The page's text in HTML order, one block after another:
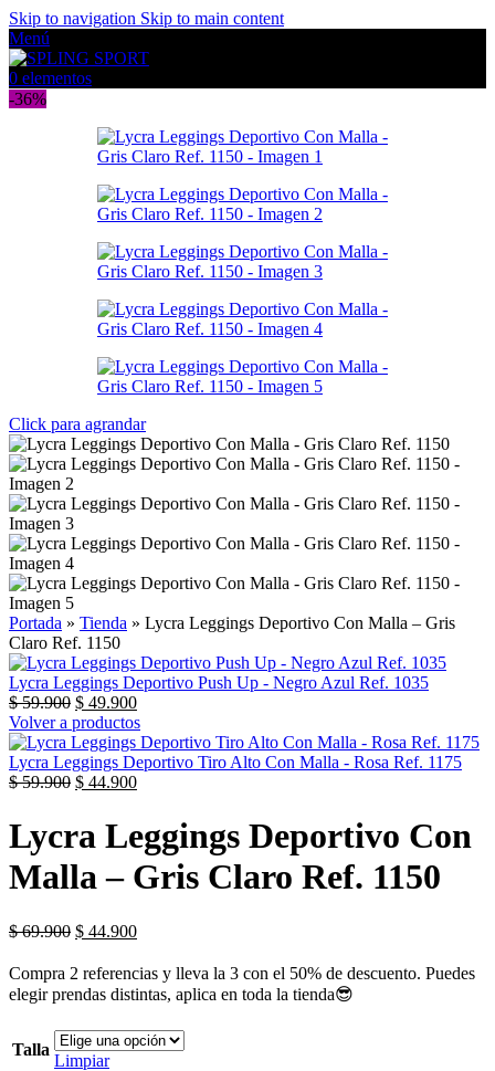
Skip to navigation Skip to main content
Menú
0 elementos
-36%
Click para agrandar
Portada » Tienda » Lycra Leggings Deportivo Con Malla – Gris
Claro Ref. 1150
Lycra Leggings Deportivo Push Up - Negro Azul Ref. 1035
$59.900 $ 49.900
Volver a productos
Lycra Leggings Deportivo Tiro Alto Con Malla - Rosa Ref. 1175
$59.900 $ 44.900
Lycra Leggings Deportivo Con
Malla – Gris Claro Ref. 1150
$69.900 $ 44.900
Compra 2 referencias y lleva la 3 con el 50% de descuento. Puedes
elegir prendas distintas, aplica en toda la tienda😎
Talla
Limpiar